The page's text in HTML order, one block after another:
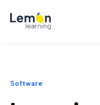
Software